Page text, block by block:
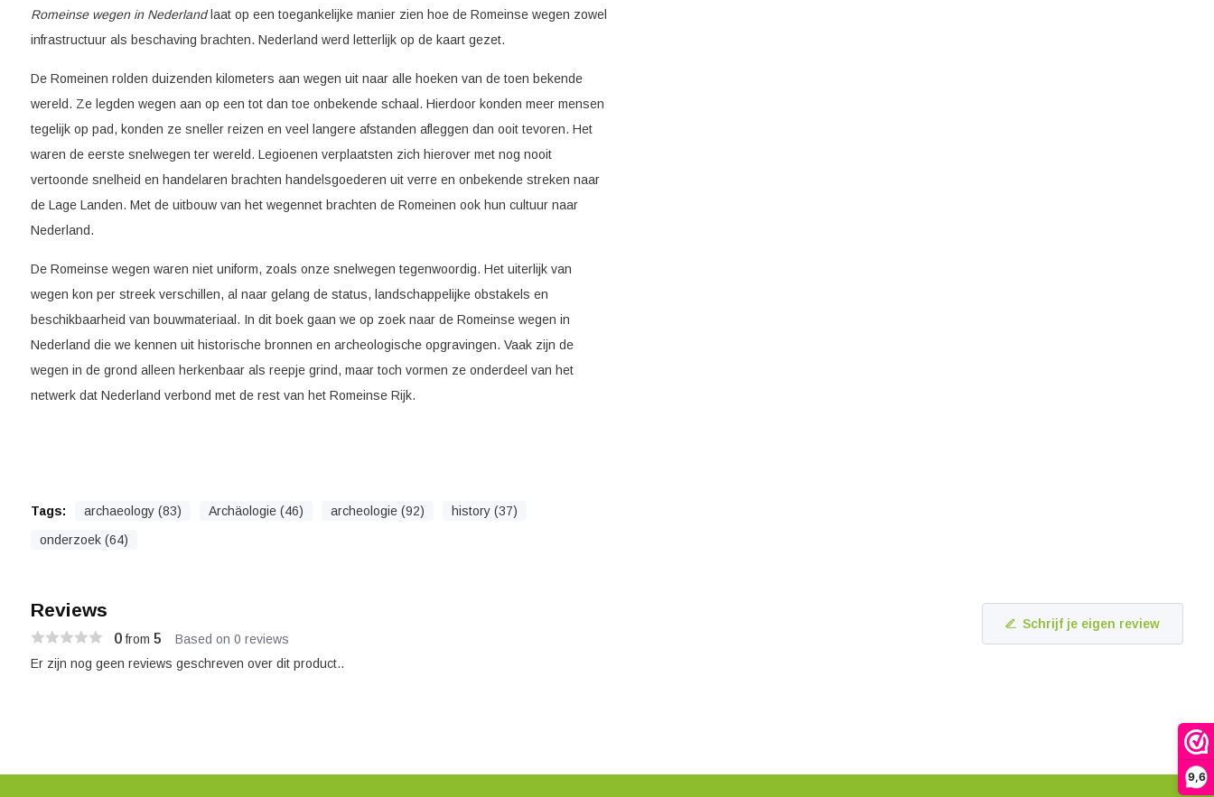
9,6
Romeinse wegen in Nederlandlaat op een toegankelijke manier zien hoe de Romeinse wegen zowel
infrastructuur als beschaving brachten. Nederland werd letterlijk op de kaart gezet.
De Romeinen rolden duizenden kilometers aan wegen uit naar alle hoeken van de toen bekende
wereld. Ze legden wegen aan op een tot dan toe onbekende schaal. Hierdoor konden meer mensen
tegelijk op pad, konden ze sneller reizen en veel langere afstanden afleggen dan ooit tevoren. Het
waren de eerste snelwegen ter wereld. Legioenen verplaatsten zich hierover met nog nooit
vertoonde snelheid en handelaren brachten handelsgoederen uit verre en onbekende streken naar
de Lage Landen. Met de uitbouw van het wegennet brachten de Romeinen ook hun cultuur naar
Nederland.
De Romeinse wegen waren niet uniform, zoals onze snelwegen tegenwoordig. Het uiterlijk van
wegen kon per streek verschillen, al naar gelang de status, landschappelijke obstakels en
beschikbaarheid van bouwmateriaal. In dit boek gaan we op zoek naar de Romeinse wegen in
Nederland die we kennen uit historische bronnen en archeologische opgravingen. Vaak zijn de
wegen in de grond alleen herkenbaar als reepje grind, maar toch vormen ze onderdeel van het
netwerk dat Nederland verbond met de rest van het Romeinse Rijk.
Tags: archaeology (83) Archäologie (46) archeologie (92)
history (37)
onderzoek (64)
Reviews
0from 5 Based on 0 reviews
Schrijf je eigen review
Er zijn nog geen reviews geschreven over dit product..